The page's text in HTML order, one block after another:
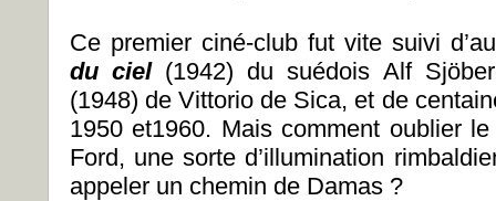
Ce premier ciné-club fut vite suivi
du ciel(1942) du suédois Alf
(1948) de Vittorio de Sica, et de
1950 et1960. Mais comment oublier
Ford, une sorte d’illumination
appeler un chemin de Damas ?